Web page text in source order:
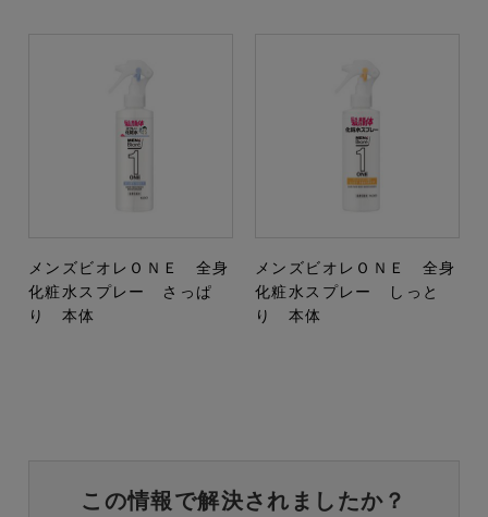
メンズビオレＯＮＥ 全身
化粧水スプレー さっぱ
り 本体
メンズビオレＯＮＥ 全身
化粧水スプレー しっと
り 本体
この情報で解決されましたか？